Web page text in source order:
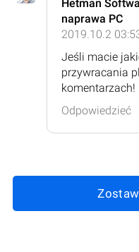
Hetman
naprawa PC
2019.10.2
Jeśli macie
przywracania
komentarzach!
Odpowiedzieć